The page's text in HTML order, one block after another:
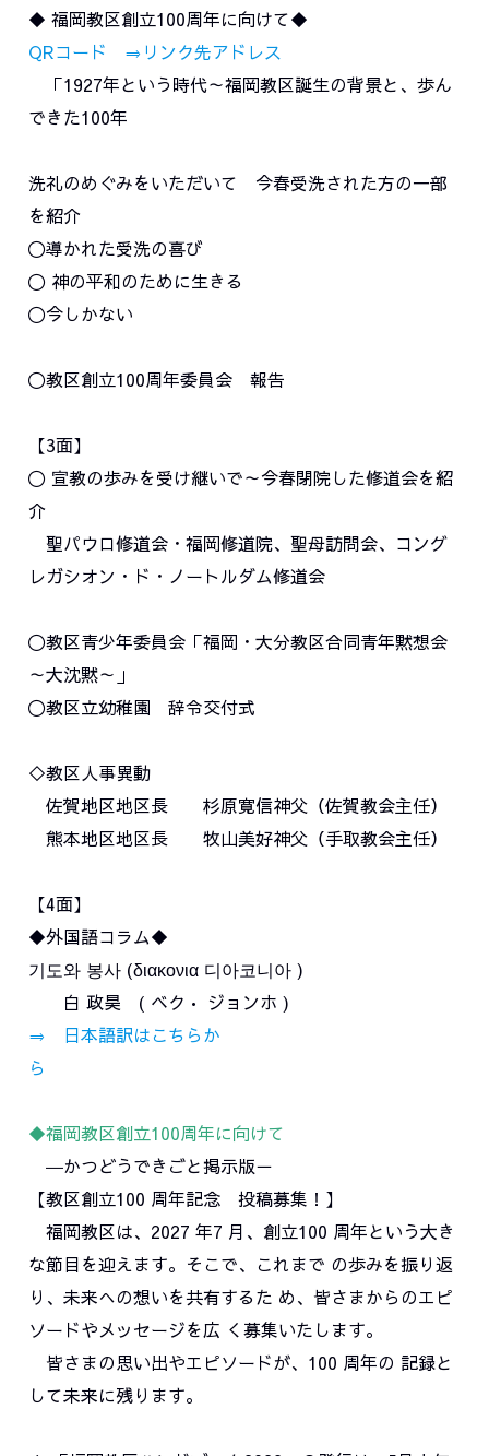
◆ 福岡教区創立100周年に向けて◆
QRコード ⇒リンク先アドレス
「1927年という時代～福岡教区誕生の背景と、歩ん
できた100年
洗礼のめぐみをいただいて 今春受洗された方の一部
を紹介
〇導かれた受洗の喜び
〇 神の平和のために生きる
〇今しかない
〇教区創立100周年委員会 報告
【3面】
〇 宣教の歩みを受け継いで～今春閉院した修道会を紹
介
聖パウロ修道会・福岡修道院、聖母訪問会、コング
レガシオン・ド・ノートルダム修道会
〇教区青少年委員会「福岡・大分教区合同青年黙想会
～大沈黙～」
〇教区立幼稚園 辞令交付式
◇教区人事異動
佐賀地区地区長 杉原寛信神父（佐賀教会主任）
熊本地区地区長 牧山美好神父（手取教会主任）
【4面】
◆外国語コラム◆
기도와 봉사 (διακονια 디아코니아 )
白 政昊 ( ベク• ジョンホ )
⇒ 日本語訳はこちらか
ら
◆福岡教区創立100周年に向けて
―かつどうできごと掲示版－
【教区創立100 周年記念 投稿募集！】
福岡教区は、2027 年7 月、創立100 周年という大き
な節目を迎えます。そこで、これまで の歩みを振り返
り、未来への想いを共有するた め、皆さまからのエピ
ソードやメッセージを広 く募集いたします。
皆さまの思い出やエピソードが、100 周年の 記録と
して未来に残ります。